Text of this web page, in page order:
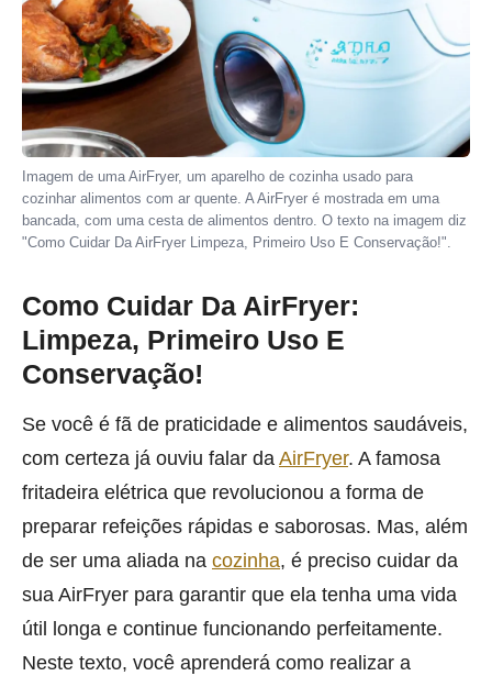
Imagem de uma AirFryer, um aparelho de cozinha usado para
cozinhar alimentos com ar quente. A AirFryer é mostrada em uma
bancada, com uma cesta de alimentos dentro. O texto na imagem diz
"Como Cuidar Da AirFryer Limpeza, Primeiro Uso E Conservação!".
Como Cuidar Da AirFryer:
Limpeza, Primeiro Uso E
Conservação!
Se você é fã de praticidade e alimentos saudáveis,
com certeza já ouviu falar da AirFryer. A famosa
fritadeira elétrica que revolucionou a forma de
preparar refeições rápidas e saborosas. Mas, além
de ser uma aliada na cozinha, é preciso cuidar da
sua AirFryer para garantir que ela tenha uma vida
útil longa e continue funcionando perfeitamente.
Neste texto, você aprenderá como realizar a